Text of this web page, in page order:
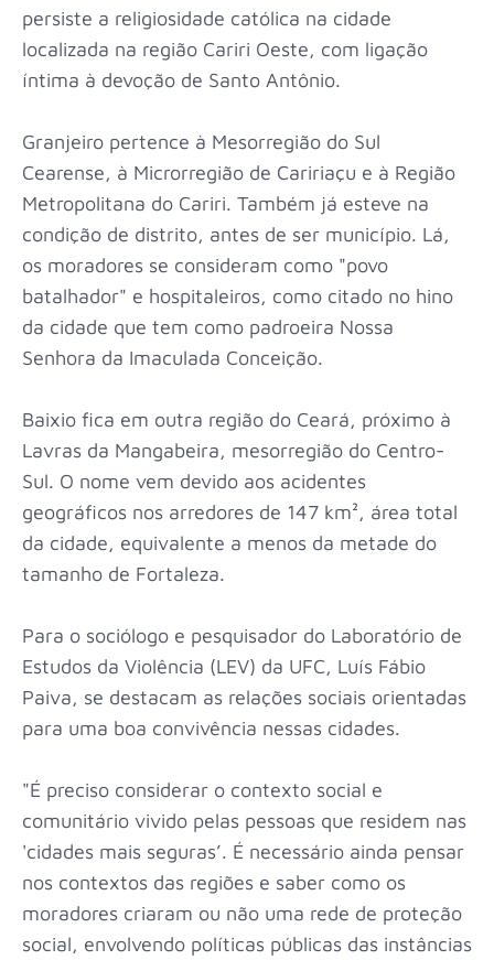
persiste a religiosidade católica na cidade
localizada na região Cariri Oeste, com ligação
íntima à devoção de Santo Antônio.
Granjeiro pertence à Mesorregião do Sul
Cearense, à Microrregião de Caririaçu e à Região
Metropolitana do Cariri. Também já esteve na
condição de distrito, antes de ser município. Lá,
os moradores se consideram como "povo
batalhador" e hospitaleiros, como citado no hino
da cidade que tem como padroeira Nossa
Senhora da Imaculada Conceição.
Baixio fica em outra região do Ceará, próximo à
Lavras da Mangabeira, mesorregião do Centro-
Sul. O nome vem devido aos acidentes
geográficos nos arredores de 147 km², área total
da cidade, equivalente a menos da metade do
tamanho de Fortaleza.
Para o sociólogo e pesquisador do Laboratório de
Estudos da Violência (LEV) da UFC, Luís Fábio
Paiva, se destacam as relações sociais orientadas
para uma boa convivência nessas cidades.
"É preciso considerar o contexto social e
comunitário vivido pelas pessoas que residem nas
'cidades mais seguras’. É necessário ainda pensar
nos contextos das regiões e saber como os
moradores criaram ou não uma rede de proteção
social, envolvendo políticas públicas das instâncias